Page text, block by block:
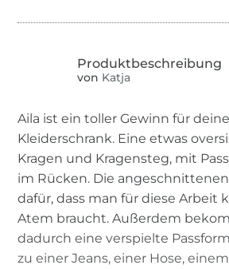
von Katja
Aila ist ein toller Gewinn für
Kleiderschrank. Eine etwas
Kragen und Kragensteg, mit
im Rücken. Die
dafür, dass man für diese Arbeit
Atem braucht. Außerdem
dadurch eine verspielte
zu einer Jeans, einer Hose,